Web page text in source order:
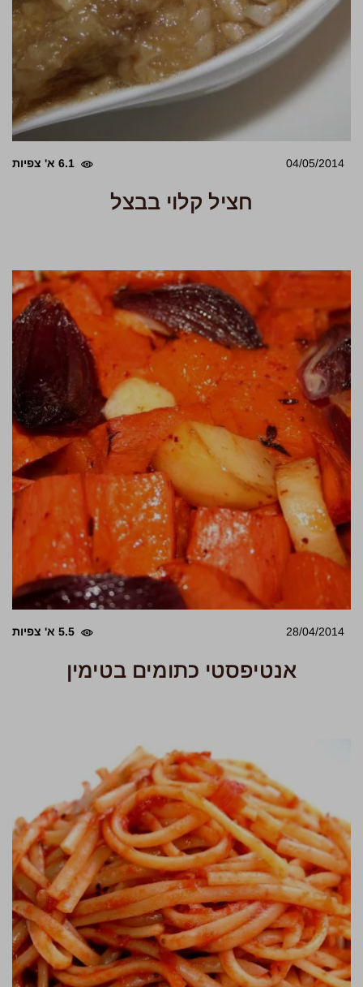
04/05/2014 6.1 א' צפיות
חציל קלוי בבצל
28/04/2014 5.5 א' צפיות
אנטיפסטי כתומים בטימין